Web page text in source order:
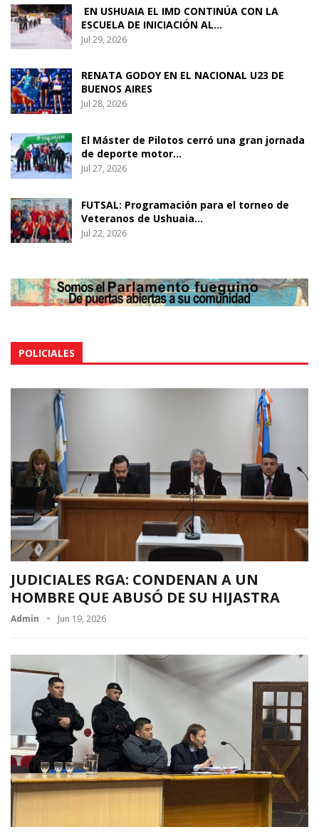
EN USHUAIA EL IMD CONTINÚA CON LA
ESCUELA DE INICIACIÓN AL…
Jul 29, 2026
RENATA GODOY EN EL NACIONAL U23 DE
BUENOS AIRES
Jul 28, 2026
El Máster de Pilotos cerró una gran jornada
de deporte motor…
Jul 27, 2026
FUTSAL: Programación para el torneo de
Veteranos de Ushuaia…
Jul 22, 2026
POLICIALES
JUDICIALES RGA: CONDENAN A UN
HOMBRE QUE ABUSÓ DE SU HIJASTRA
Admin Jun 19, 2026